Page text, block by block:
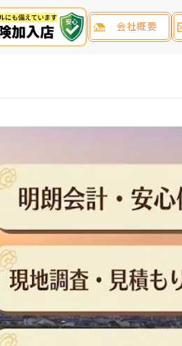
会社概要